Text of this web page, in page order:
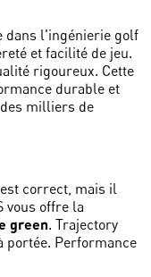
dans l'ingénierie golf
et facilité de jeu.
rigoureux. Cette
durable et
milliers de
correct, mais il
vous offre la
green. Trajectory
portée. Performance